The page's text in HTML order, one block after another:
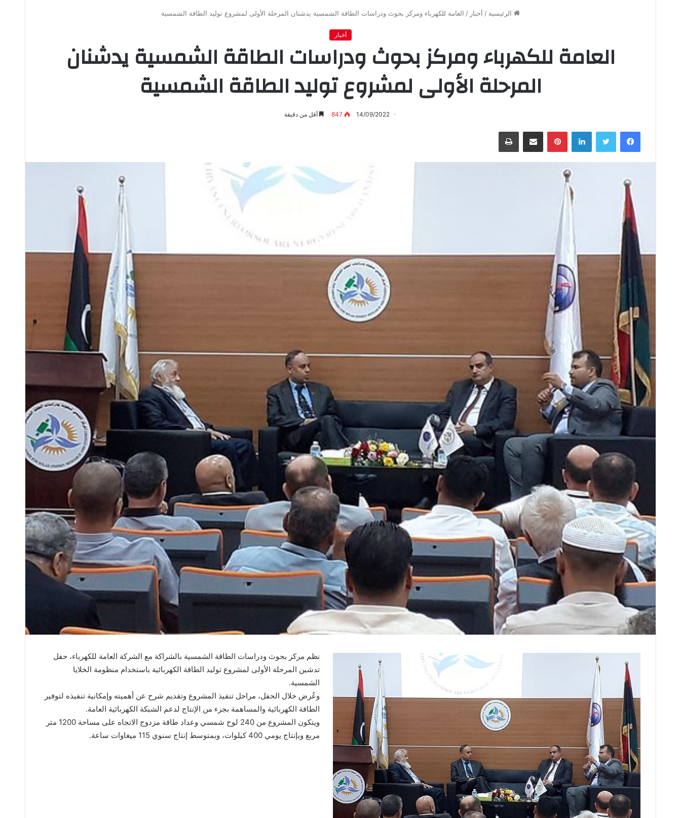
الرئيسية / أخبار / العامة للكهرباء ومركز بحوث ودراسات الطاقة الشمسية يدشنان المرحلة الأولى لمشروع توليد الطاقة الشمسية
أخبار
العامة للكهرباء ومركز بحوث ودراسات الطاقة الشمسية يدشنان
المرحلة الأولى لمشروع توليد الطاقة الشمسية
14/09/2022
847 أقل من دقيقة
فيسبوك تويتر لينكدإن بينتيريست مشاركة عبر البريد طباعة
نظم مركز بحوث ودراسات الطاقة الشمسية بالشراكة مع الشركة العامة للكهرباء، حفل
تدشين المرحلة الأولى لمشروع توليد الطاقة الكهربائية باستخدام منظومة الخلايا
الشمسية.
وعُرض خلال الحفل، مراحل تنفيذ المشروع وتقديم شرح عن أهميته وإمكانية تنفيذه لتوفير
الطاقة الكهربائية والمساهمة بجزء من الإنتاج لدعم الشبكة الكهربائية العامة.
ويتكون المشروع من 240 لوح شمسي وعداد طاقة مزدوج الاتجاه على مساحة 1200 متر
مربع وبإنتاج يومي 400 كيلوات، وبمتوسط إنتاج سنوي 115 ميغاوات ساعة.